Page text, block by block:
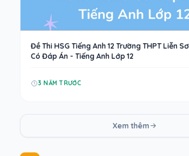
Đề Thi HSG Tiếng Anh 12 Trường THPT Liễn
Có Đáp Án - Tiếng Anh Lớp 12
3 NĂM TRƯỚC
Xem thêm